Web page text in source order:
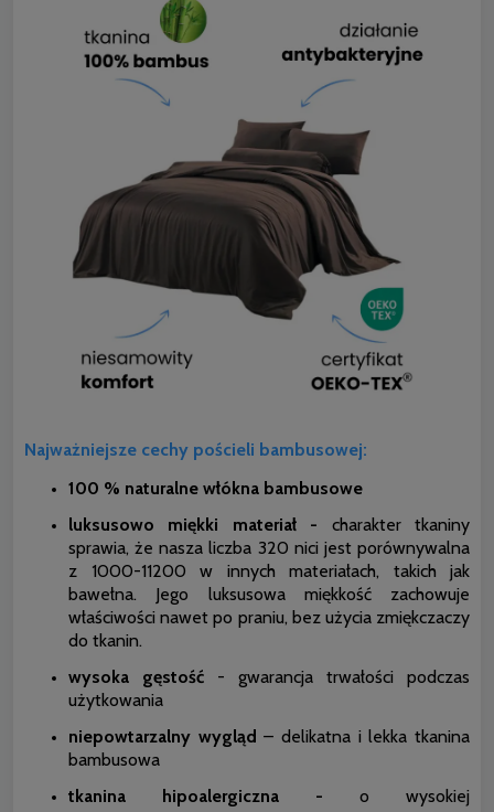
Najważniejsze cechy pościeli bambusowej:
100 % naturalne włókna bambusowe
luksusowo miękki materiał - charakter tkaniny
sprawia, że nasza liczba 320 nici jest porównywalna
z 1000-11200 w innych materiałach, takich jak
bawełna. Jego luksusowa miękkość zachowuje
właściwości nawet po praniu, bez użycia zmiękczaczy
do tkanin.
wysoka gęstość - gwarancja trwałości podczas
użytkowania
niepowtarzalny wygląd – delikatna i lekka tkanina
bambusowa
tkanina hipoalergiczna - o wysokiej